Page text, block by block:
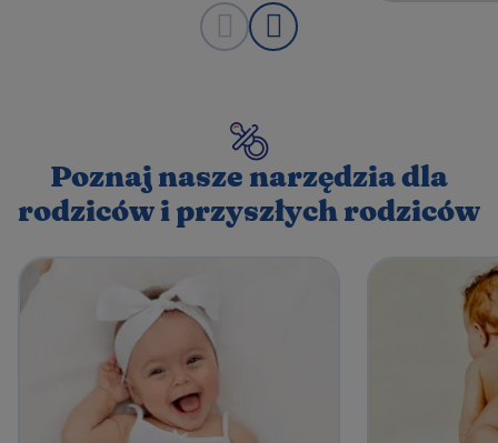
Poznaj nasze narzędzia dla
rodziców i przyszłych rodziców